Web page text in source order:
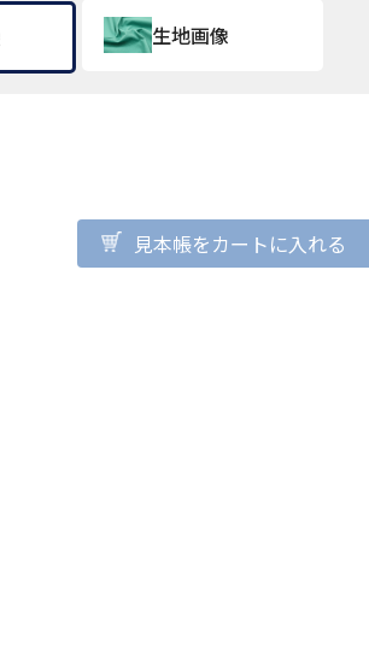
生地画像
見本帳をカートに入れる